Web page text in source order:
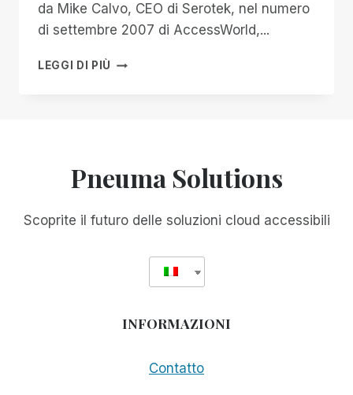
da Mike Calvo, CEO di Serotek, nel numero
di settembre 2007 di AccessWorld,...
LEGGI DI PIÙ DA
CON
-
SETTEMBRE
Pneuma Solutions
Scoprite il futuro delle soluzioni cloud accessibili
INFORMAZIONI
Contatto